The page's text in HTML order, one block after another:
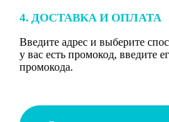
4. ДОСТАВКА И ОПЛАТА
Введите адрес и выберите
у вас есть промокод, введите
промокода.